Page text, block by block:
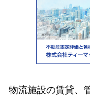
物流施設の賃貸、